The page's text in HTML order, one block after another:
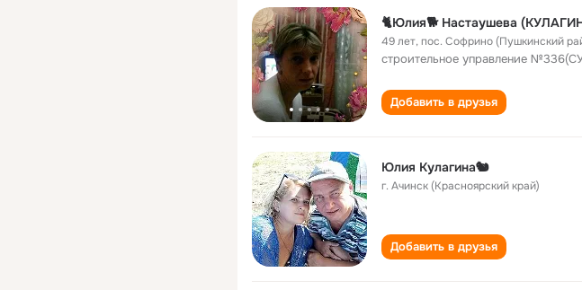
🐈Юлия🐕 Настаушева
49 лет,пос. Софрино (Пушкинский
строительное управление
Добавить в друзья
Юлия Кулагина🐿️
г. Ачинск (Красноярский край)
Добавить в друзья